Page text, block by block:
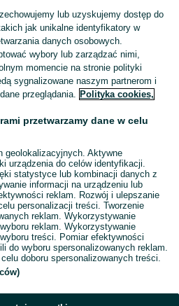
lub uzyskujemy dostęp do
jak unikalne identyfikatory w
danych osobowych.
wybory lub zarządzać nimi,
momencie na stronie polityki
sygnalizowane naszym partnerom i
przeglądania. Polityka cookies,
przetwarzamy dane w celu
geolokalizacyjnych. Aktywne
urządzenia do celów identyfikacji.
statystyce lub kombinacji danych z
informacji na urządzeniu lub
reklam. Rozwój i ulepszanie
personalizacji treści. Tworzenie
reklam. Wykorzystywanie
reklam. Wykorzystywanie
treści. Pomiar efektywności
do wyboru spersonalizowanych reklam.
doboru spersonalizowanych treści.